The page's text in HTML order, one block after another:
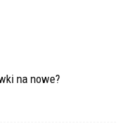
na nowe?